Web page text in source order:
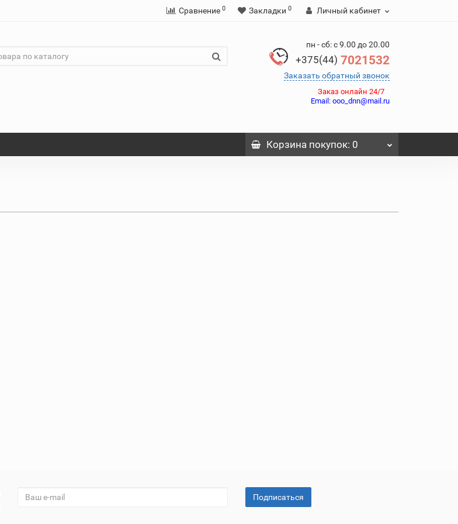
Сравнение 0 Закладки 0 Личный кабинет
пн - сб: с 9.00 до 20.00
+375(44) 7021532
Заказать обратный звонок
Заказ онлайн 24/7
Email: ooo_dnn@mail.ru
Корзинапокупок: 0
Подписаться